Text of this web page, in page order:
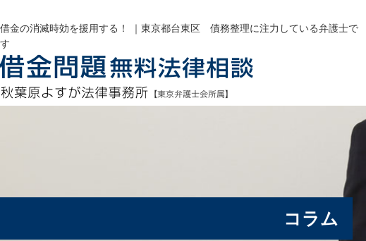
借金の消滅時効を援用する！ ｜東京都台東区 債務整理に注力している弁護士で
す
コラム